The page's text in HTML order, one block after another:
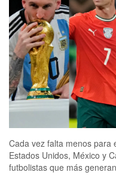
Cada vez falta menos para
Estados Unidos, México y
futbolistas que más